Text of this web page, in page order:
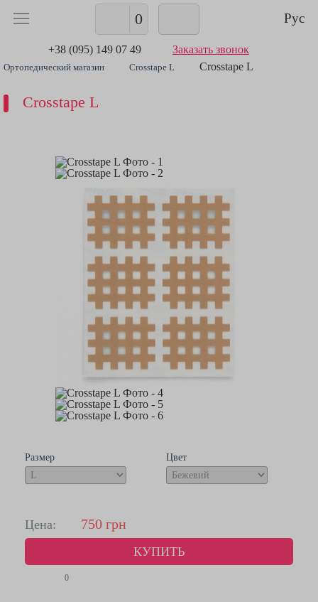
0 Рус
+38 (095) 149 07 49 Заказать звонок
Ортопедический магазин Crosstape L Crosstape L
Crosstape L
Размер Цвет
Цена: 750 грн
КУПИТЬ
0